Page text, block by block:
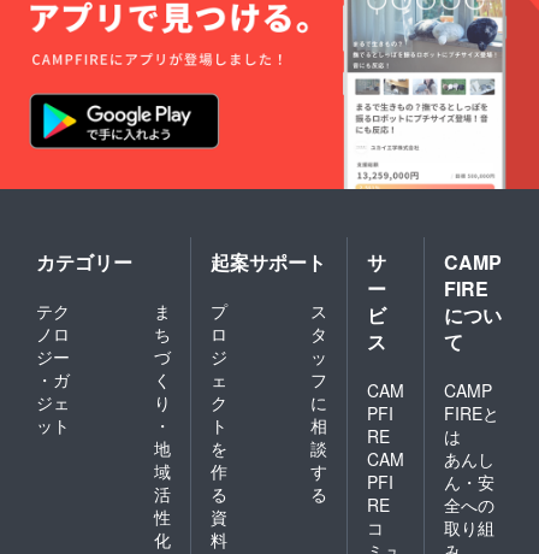
カテゴリー
テク
ノロ
ジー
・ガ
ジェ
ット
ま
ち
づ
く
り
・
地
域
活
性
化
起案サポート
プ
ロ
ジ
ェ
ク
ト
を
作
る
ス
タ
ッ
フ
に
相
談
す
る
資
料
サ
ー
ビ
ス
CAM
PFI
RE
CAM
PFI
RE
コ
CAMP
FIRE
につい
て
CAMP
FIREと
は
あんし
ん・安
全への
取り組